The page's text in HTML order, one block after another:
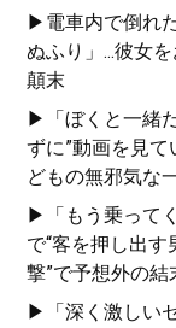
▶電車内で倒れ
ぬふり」...彼女
顛末
▶「ぼくと一緒
ずに”動画を見て
どもの無邪気な
▶「もう乗って
で“客を押し出す
撃”で予想外の結
▶「深く激しい